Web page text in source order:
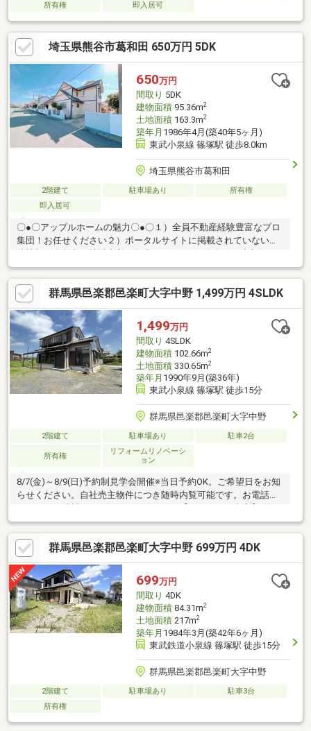
所有権
即入居可
埼玉県熊谷市葛和田 650万円 5DK
650万円
間取り 5DK
建物面積95.36m2
土地面積163.3m2
築年月 1986年4月(築40年5ヶ月)
東武小泉線 篠塚駅 徒歩8.0km
埼玉県熊谷市葛和田
2階建て 駐車場あり
所有権
即入居可
〇●〇アップルホームの魅力〇●〇１）全員不動産経験豊富なプロ
集団！お任せください２）ポータルサイトに掲載されていない物
件情報も多数有！地域密着の担当スタッフにお気軽にご相談下さ
い！３）住宅ローン相談無料で受付致します！４）即日・平日・
夜間のご対応も可能
群馬県邑楽郡邑楽町大字中野 1,499万円 4SLDK
1,499万円
間取り 4SLDK
建物面積102.66m2
土地面積330.65m2
築年月 1990年9月(築36年)
東武小泉線 篠塚駅 徒歩15分
群馬県邑楽郡邑楽町大字中野
2階建て 駐車場あり 駐車2台
所有権
リフォームリノベーシ
ョン
8/7(金)～8/9(日)予約制見学会開催※当日予約OK。ご希望日をお知
らせください。自社売主物件につき随時内覧可能です。お電話か
構工事外壁塗装●内装工事システムキッチン交換、ユニットバス
交換、温水洗浄便座トイレ交換、洗面化粧台交換、玄関扉交換、
フローリング上張り、クロス張替え、畳表替え、クッションフロ
ア張替え、建具交換、クローゼット交換、シューズボックス交
換、給湯器交換、インターホン設置、火災警報器設置、照明LED
交換、雨漏り点検、漏水点検【おすすめポイント】・雨漏り、構
造上主要な部分の
群馬県邑楽郡邑楽町大字中野 699万円 4DK
699万円
間取り 4DK
建物面積84.31m2
土地面積217m2
築年月 1984年3月(築42年6ヶ月)
東武鉄道小泉線 篠塚駅 徒歩15分
群馬県邑楽郡邑楽町大字中野
2階建て 駐車場あり
駐車3台
所有権